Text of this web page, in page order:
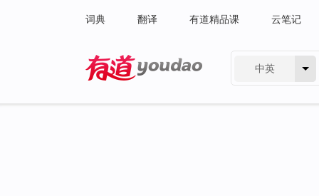
词典 翻译 有道精品课 云笔记
中英